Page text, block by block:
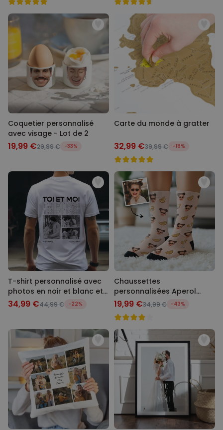
Coquetier personnalisé
avec visage - Lot de 2
19,99 €29,99 € -33%
Carte du monde à gratter
32,99 €39,99 € -18%
T-shirt personnalisé avec
photos en noir et blanc et
texte
34,99 €44,99 € -22%
Chaussettes
personnalisées Aperol
avec visage
19,99 €34,99 € -43%